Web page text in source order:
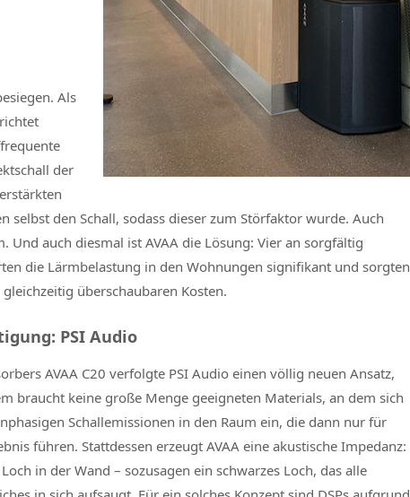
Als
der
selbst den Schall, sodass dieser zum Störfaktor wurde. Auch
Und auch diesmal ist AVAA die Lösung: Vier an sorgfältig
die Lärmbelastung in den Wohnungen signifikant und sorgten
überschaubaren Kosten.
PSI Audio
AVAA C20 verfolgte PSI Audio einen völlig neuen Ansatz,
braucht keine große Menge geeigneten Materials, an dem sich
Schallemissionen in den Raum ein, die dann nur für
führen. Stattdessen erzeugt AVAA eine akustische Impedanz:
in der Wand – sozusagen ein schwarzes Loch, das alle